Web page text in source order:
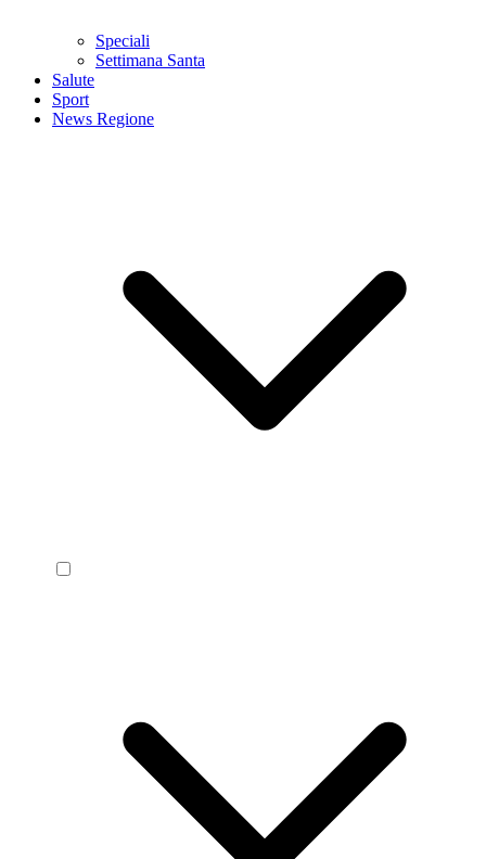
Speciali
Settimana Santa
Salute
Sport
News Regione